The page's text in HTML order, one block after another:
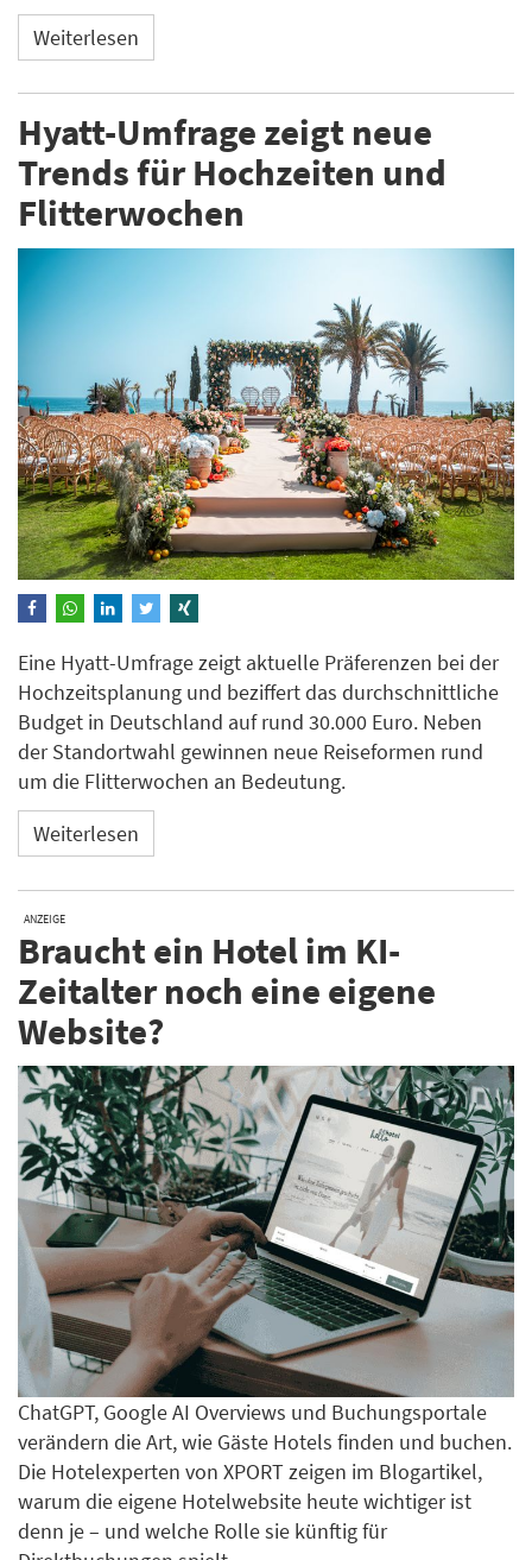
Weiterlesen
Hyatt-Umfrage zeigt neue
Trends für Hochzeiten und
Flitterwochen
Eine Hyatt-Umfrage zeigt aktuelle Präferenzen bei der
Hochzeitsplanung und beziffert das durchschnittliche
Budget in Deutschland auf rund 30.000 Euro. Neben
der Standortwahl gewinnen neue Reiseformen rund
um die Flitterwochen an Bedeutung.
Weiterlesen
ANZEIGE
Braucht ein Hotel im KI-
Zeitalter noch eine eigene
Website?
ChatGPT, Google AI Overviews und Buchungsportale
verändern die Art, wie Gäste Hotels finden und buchen.
Die Hotelexperten von XPORT zeigen im Blogartikel,
warum die eigene Hotelwebsite heute wichtiger ist
denn je – und welche Rolle sie künftig für